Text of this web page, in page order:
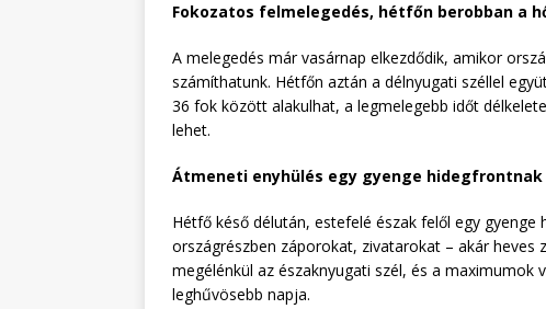
Fokozatos felmelegedés, hétfőn berobban a
A melegedés már vasárnap elkezdődik, amikor
számíthatunk. Hétfőn aztán a délnyugati széllel
36 fok között alakulhat, a legmelegebb időt
lehet.
Átmeneti enyhülés egy gyenge
Hétfő késő délután, estefelé észak felől egy
országrészben záporokat, zivatarokat – akár
megélénkül az északnyugati szél, és a maximumok
leghűvösebb napja.